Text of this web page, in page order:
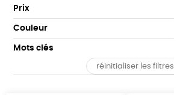
PAPETERIE
ÉPICERIE
MAISON
DONS
Par défaut
Popularité
Prix : du - cher au + cher
Prix : du + cher au - cher
Prix
Tous
0 € - 50 €
Couleur
Blanc Pur
Mots clés
réinitialiser les filtres